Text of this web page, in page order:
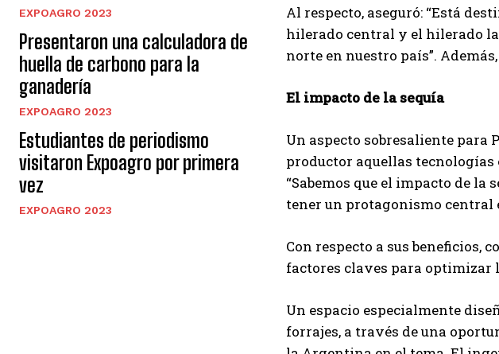
Leí y acepto la
EXPOAGRO 2023
Presentaron una calculadora de
huella de carbono para la
ganadería
EXPOAGRO 2023
Estudiantes de periodismo
visitaron Expoagro por primera
vez
EXPOAGRO 2023
Al respecto, aseguró: “Está
hilerado central y el hilerado
norte en nuestro país”.
El impacto de la sequía
Un aspecto sobresaliente para
productor aquellas tecnologías
“Sabemos que el impacto de
tener un protagonismo central
Con respecto a sus beneficios,
factores claves para optimizar
Un espacio especialmente
forrajes, a través de una